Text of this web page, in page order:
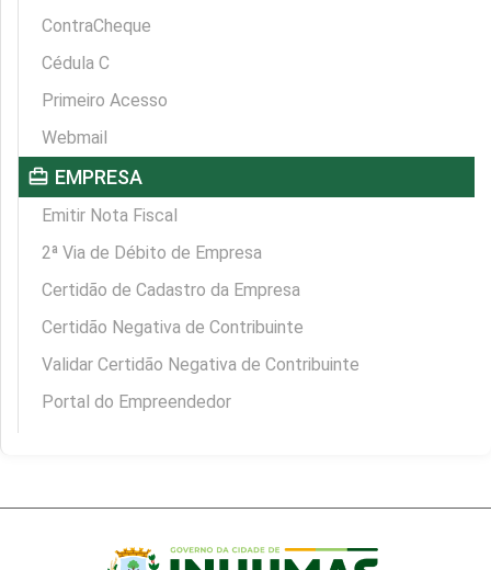
ContraCheque
Cédula C
Primeiro Acesso
Webmail
card_travel EMPRESA
Emitir Nota Fiscal
2ª Via de Débito de Empresa
Certidão de Cadastro da Empresa
Certidão Negativa de Contribuinte
Validar Certidão Negativa de Contribuinte
Portal do Empreendedor